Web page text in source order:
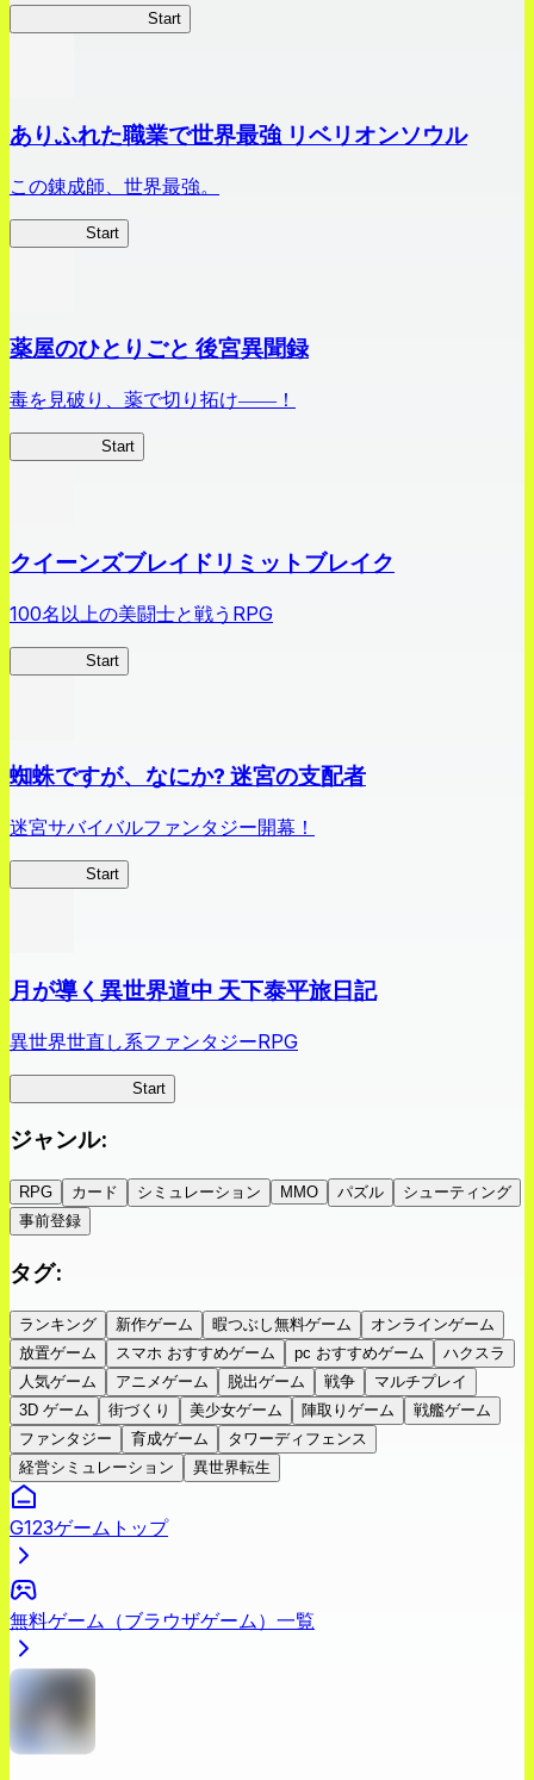
Start
ありふれた職業で世界最強 リベリオンソウル
この錬成師、世界最強。
Start
薬屋のひとりごと 後宮異聞録
毒を見破り、薬で切り拓け――！
Start
クイーンズブレイドリミットブレイク
100名以上の美闘士と戦うRPG
Start
蜘蛛ですが、なにか? 迷宮の支配者
迷宮サバイバルファンタジー開幕！
Start
月が導く異世界道中 天下泰平旅日記
異世界世直し系ファンタジーRPG
Start
ジャンル:
RPG カード シミュレーション MMO パズル
シューティング
事前登録
タグ:
ランキング 新作ゲーム 暇つぶし無料ゲーム
オンラインゲーム
放置ゲーム
スマホ おすすめゲーム pc おすすめゲーム
ハクスラ
人気ゲーム
アニメゲーム 脱出ゲーム 戦争
マルチプレイ
3D ゲーム
街づくり 美少女ゲーム 陣取りゲーム
戦艦ゲーム
ファンタジー
育成ゲーム
タワーディフェンス
経営シミュレーション
異世界転生
G123ゲームトップ
無料ゲーム（ブラウザゲーム）一覧